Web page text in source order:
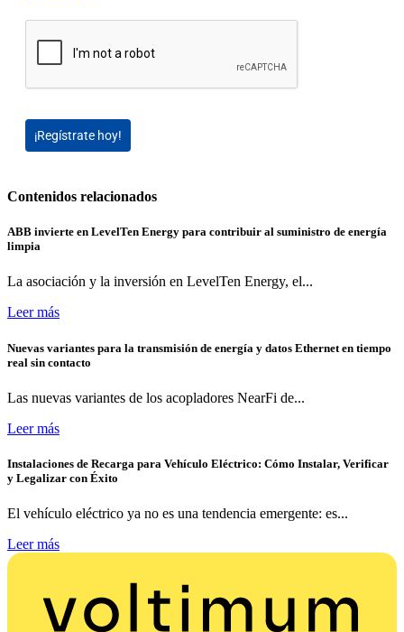
¡Regístrate hoy!
Contenidos relacionados
ABB invierte en LevelTen Energy para contribuir al suministro de energía
limpia
La asociación y la inversión en LevelTen Energy, el...
Leer más
Nuevas variantes para la transmisión de energía y datos Ethernet en tiempo
real sin contacto
Las nuevas variantes de los acopladores NearFi de...
Leer más
Instalaciones de Recarga para Vehículo Eléctrico: Cómo Instalar, Verificar
y Legalizar con Éxito
El vehículo eléctrico ya no es una tendencia emergente: es...
Leer más